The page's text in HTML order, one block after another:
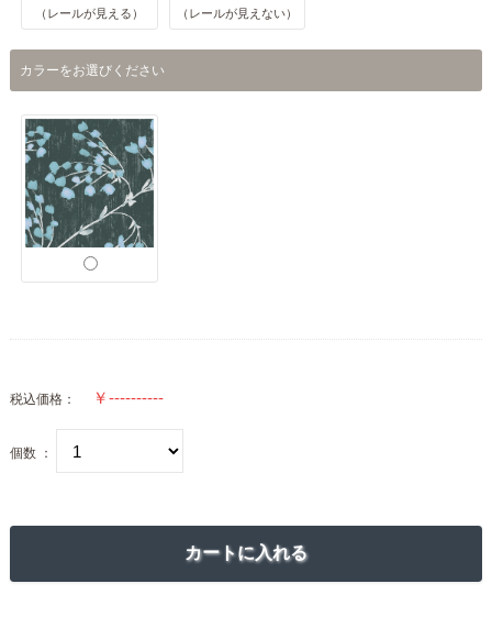
（レールが見える）
（レールが見えない）
カラーをお選びください
税込価格：
個数 ：